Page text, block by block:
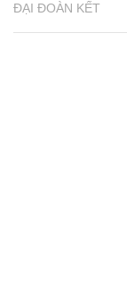
ĐẠI ĐOÀN KẾT